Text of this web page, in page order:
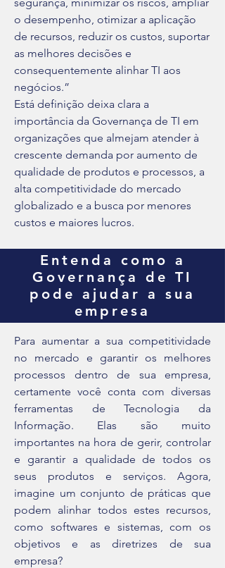
o desempenho, otimizar a aplicação
de recursos, reduzir os custos, suportar
as melhores decisões e
consequentemente alinhar TI aos
negócios.”
Está definição deixa clara a
importância da Governança de TI em
organizações que almejam atender à
crescente demanda por aumento de
qualidade de produtos e processos, a
alta competitividade do mercado
globalizado e a busca por menores
custos e maiores lucros.
Entenda como a
Governança de TI
pode ajudar a sua
empresa
Para aumentar a sua competitividade
no mercado e garantir os melhores
processos dentro de sua empresa,
certamente você conta com diversas
ferramentas de Tecnologia da
Informação. Elas são muito
importantes na hora de gerir, controlar
e garantir a qualidade de todos os
seus produtos e serviços. Agora,
imagine um conjunto de práticas que
podem alinhar todos estes recursos,
como softwares e sistemas, com os
objetivos e as diretrizes de sua
empresa?